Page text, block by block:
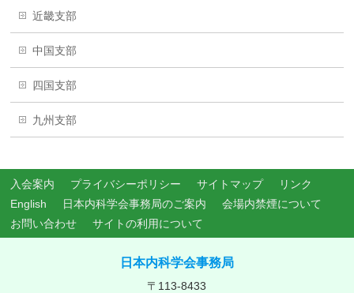
近畿支部
中国支部
四国支部
九州支部
入会案内 プライバシーポリシー サイトマップ
リンク
English
日本内科学会事務局のご案内
会場内禁煙について
お問い合わせ
サイトの利用について
日本内科学会事務局
〒113-8433